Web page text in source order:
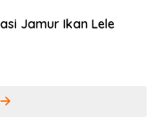
Jamur Ikan Lele